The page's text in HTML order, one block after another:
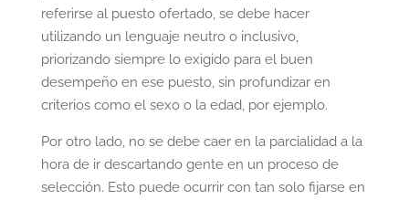
referirse al puesto ofertado, se debe hacer
utilizando un lenguaje neutro o inclusivo,
priorizando siempre lo exigido para el buen
desempeño en ese puesto, sin profundizar en
criterios como el sexo o la edad, por ejemplo.
Por otro lado, no se debe caer en la parcialidad a la
hora de ir descartando gente en un proceso de
selección. Esto puede ocurrir con tan solo fijarse en